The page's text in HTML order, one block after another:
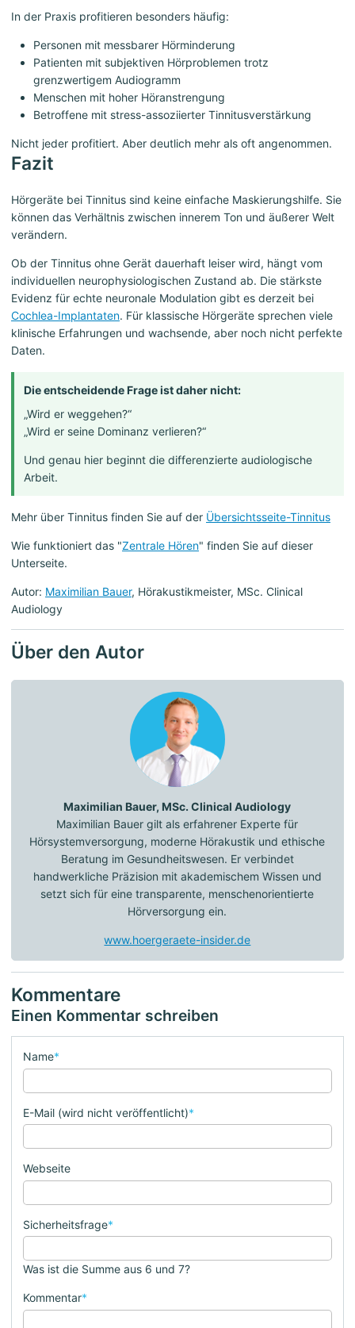
In der Praxis profitieren besonders häufig:
Personen mit messbarer Hörminderung
Patienten mit subjektiven Hörproblemen trotz
grenzwertigem Audiogramm
Menschen mit hoher Höranstrengung
Betroffene mit stress-assoziierter Tinnitusverstärkung
Nicht jeder profitiert. Aber deutlich mehr als oft angenommen.
Fazit
Hörgeräte bei Tinnitus sind keine einfache Maskierungshilfe. Sie
können das Verhältnis zwischen innerem Ton und äußerer Welt
verändern.
Ob der Tinnitus ohne Gerät dauerhaft leiser wird, hängt vom
individuellen neurophysiologischen Zustand ab. Die stärkste
Evidenz für echte neuronale Modulation gibt es derzeit bei
Cochlea-Implantaten. Für klassische Hörgeräte sprechen viele
klinische Erfahrungen und wachsende, aber noch nicht perfekte
Daten.
Die entscheidende Frage ist daher nicht:
„Wird er weggehen?“
„Wird er seine Dominanz verlieren?“
Und genau hier beginnt die differenzierte audiologische
Arbeit.
Mehr über Tinnitus finden Sie auf der Übersichtsseite-Tinnitus
Wie funktioniert das "Zentrale Hören" finden Sie auf dieser
Unterseite.
Autor: Maximilian Bauer, Hörakustikmeister, MSc. Clinical
Audiology
Über den Autor
Maximilian Bauer, MSc. Clinical Audiology
Maximilian Bauer gilt als erfahrener Experte für
Hörsystemversorgung, moderne Hörakustik und ethische
Beratung im Gesundheitswesen. Er verbindet
handwerkliche Präzision mit akademischem Wissen und
setzt sich für eine transparente, menschenorientierte
Hörversorgung ein.
www.hoergeraete-insider.de
Kommentare
Einen Kommentar schreiben
Name*
E-Mail (wird nicht veröffentlicht)*
Webseite
Sicherheitsfrage*
Was ist die Summe aus 6 und 7?
Kommentar*